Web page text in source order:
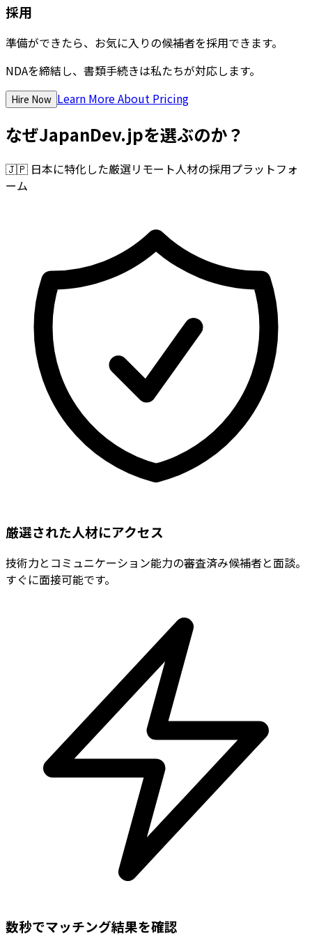
採用
準備ができたら、お気に入りの候補者を採用できます。
NDAを締結し、書類手続きは私たちが対応します。
Hire Now Learn More About Pricing
なぜJapanDev.jpを選ぶのか？
🇯🇵 日本に特化した厳選リモート人材の採用プラットフォ
ーム
厳選された人材にアクセス
技術力とコミュニケーション能力の審査済み候補者と面談。
すぐに面接可能です。
数秒でマッチング結果を確認